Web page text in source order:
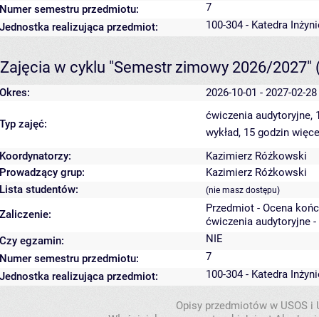
Numer semestru przedmiotu:
7
Jednostka realizująca przedmiot:
100-304 - Katedra
Zajęcia w cyklu "Semestr zimowy 2026/2027"
Okres: 2026-10-01 - 2027-02-28
Typ zajęć:
ćwiczenia audytoryjne,
wykład, 15 godzin
Koordynatorzy:
Kazimierz Różkowski
Prowadzący grup:
Kazimierz Różkowski
Lista studentów:
(nie masz dostępu)
Zaliczenie:
Przedmiot - Ocena
ćwiczenia audytoryjne
Czy egzamin:
NIE
Numer semestru przedmiotu:
7
Jednostka realizująca przedmiot:
100-304 - Katedra
Opisy przedmiotów w USOS